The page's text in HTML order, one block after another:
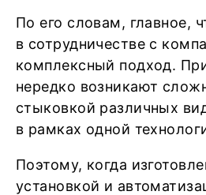
По его словам, главное,
в сотрудничестве с
комплексный подход.
нередко возникают
стыковкой различных
в рамках одной
Поэтому, когда
установкой и